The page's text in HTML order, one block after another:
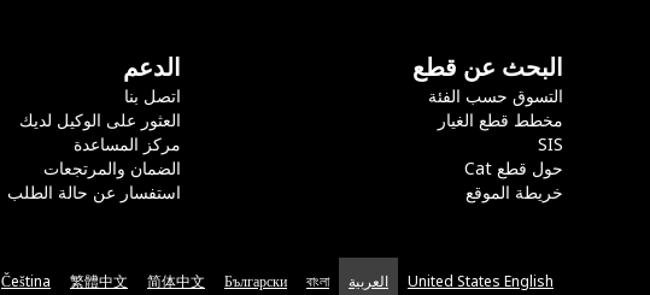
البحث عن قطع
التسوق حسب الفئة
مخطط قطع الغيار
SIS
حول قطع Cat
خريطة الموقع
الدعم
اتصل بنا
العثور على الوكيل لديك
مركز المساعدة
الضمان والمرتجعات
استفسار عن حالة الطلب
United States English العربية বাংলা
Български
简体中文
繁體中文
Čeština